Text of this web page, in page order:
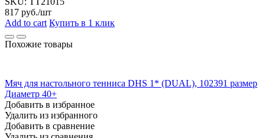
817 руб./шт
Add to cart Купить в 1 клик
Похожие товары
Мяч для настольного тенниса DHS 1* (DUAL), 102391 размер
Диаметр 40+
Добавить в избранное
Удалить из избранного
Добавить в сравнение